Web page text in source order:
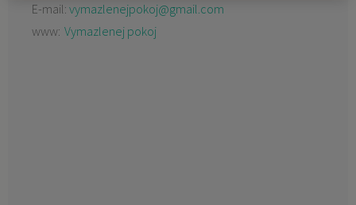
E-mail: vymazlenejpokoj@gmail.com
www: Vymazlenej pokoj